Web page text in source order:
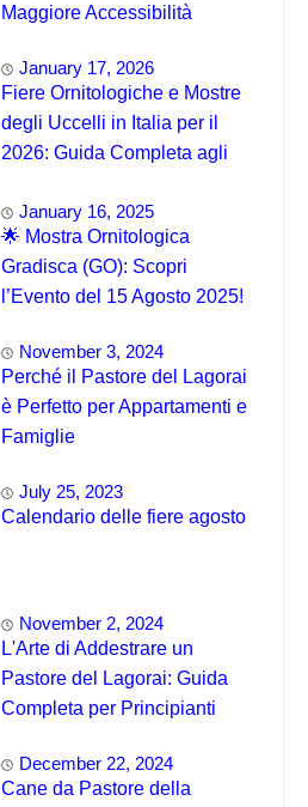
Maggiore Accessibilità
January 17, 2026
Fiere Ornitologiche e Mostre
degli Uccelli in Italia per il
2026: Guida Completa agli
January 16, 2025
🌟 Mostra Ornitologica
Gradisca (GO): Scopri
l’Evento del 15 Agosto 2025!
November 3, 2024
Perché il Pastore del Lagorai
è Perfetto per Appartamenti e
Famiglie
July 25, 2023
Calendario delle fiere agosto
November 2, 2024
L'Arte di Addestrare un
Pastore del Lagorai: Guida
Completa per Principianti
December 22, 2024
Cane da Pastore della